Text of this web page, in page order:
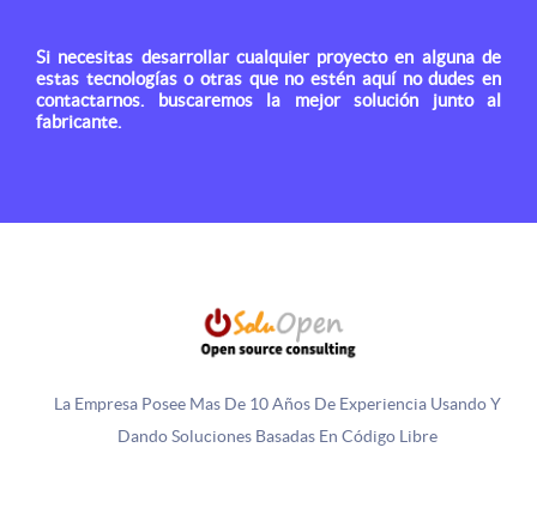
Si necesitas desarrollar cualquier proyecto en alguna de
estas tecnologías o otras que no estén aquí no dudes en
contactarnos. buscaremos la mejor solución junto al
fabricante.
La Empresa Posee Mas De 10 Años De Experiencia Usando Y
Dando Soluciones Basadas En Código Libre
y desarrollado porSoluOpen